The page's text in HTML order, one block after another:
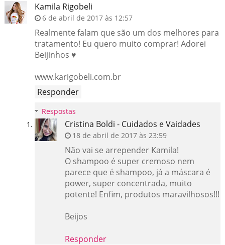
Kamila Rigobeli
6 de abril de 2017 às 12:57
Realmente falam que são um dos melhores para
tratamento! Eu quero muito comprar! Adorei
Beijinhos ♥
www.karigobeli.com.br
Responder
Respostas
Cristina Boldi - Cuidados e Vaidades
18 de abril de 2017 às 23:59
Não vai se arrepender Kamila!
O shampoo é super cremoso nem
parece que é shampoo, já a máscara é
power, super concentrada, muito
potente! Enfim, produtos maravilhosos!!!
Beijos
Responder